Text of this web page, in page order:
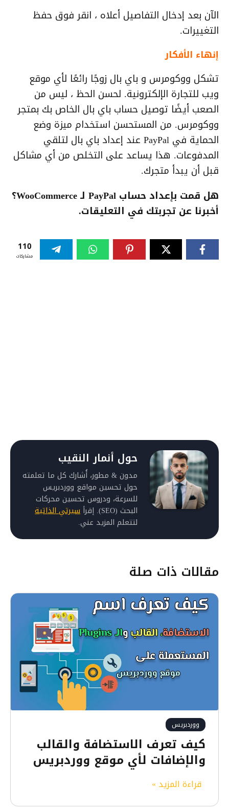
الآن بعد إدخال التفاصيل أعلاه ، انقر فوق حفظ
التغييرات.
إنهاء الأفكار
تشكل ووكومرس و باي بال زوجًا رائعًا لأي موقع
ويب للتجارة الإلكترونية. لحسن الحظ ، ليس من
الصعب أيضًا توصيل حساب باي بال الخاص بك بمتجر
ووكومرس. من المستحسن استخدام ميزة وضع
الحماية في PayPal عند إعداد باي بال لتلقي
المدفوعات. هذا يساعد على التخلص من أي مشاكل
قبل أن يبدأ متجرك.
هل قمت بإعداد حساب PayPal لـ WooCommerce؟
أخبرنا عن تجربتك في التعليقات.
110
مشاركات
حول أنمار النقيب
مدون & مطور، أُشارك كل ما تعلمته
حول تحسين مواقع ووردبريس
للسرعة، ودروس تحسين محركات
البحث (SEO). إقرأ
سيرتي الذاتية
لتتعلم المزيد عني.
مقالات ذات صلة
ووردبريس
كيف تعرف الاستضافة والقالب
والإضافات لأي موقع ووردبريس
قراءة المزيد »